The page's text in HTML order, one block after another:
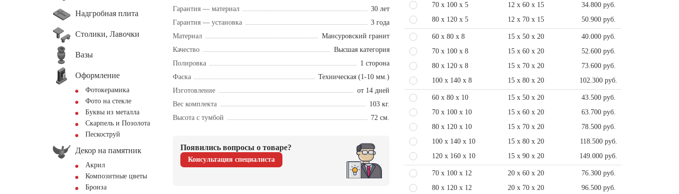
Надгробная плита
Столики, Лавочки
Вазы
Оформление
Фотокерамика
Фото на стекле
Буквы из металла
Скарпель и Позолота
Пескоструй
Декор на памятник
Акрил
Композитные цветы
Бронза
Гарантия — материал
30 лет
Гарантия — установка
3 года
Материал
Мансуровский гранит
Качество
Высшая категория
Полировка
1 сторона
Фаска
Техническая (1-10 мм.)
Изготовление
от 14 дней
Вес комплекта
103 кг.
Высота с тумбой
72 см.
Появились вопросы о товаре?
Консультация специалиста
70 x 100 x 5
12 x 60 x 15
34.800 руб.
80 x 120 x 5
12 x 70 x 15 50.900 руб.
60 x 80 x 8 15 x 50 x 20
40.000 руб.
70 x 100 x 8
15 x 60 x 20
52.600 руб.
80 x 120 x 8
15 x 70 x 20
73.600 руб.
100 x 140 x 8
15 x 80 x 20 102.300 руб.
60 x 80 x 10 15 x 50 x 20
43.500 руб.
70 x 100 x 10
15 x 60 x 20
63.700 руб.
80 x 120 x 10
15 x 70 x 20
78.500 руб.
100 x 140 x 10
15 x 80 x 20
118.500 руб.
120 x 160 x 10
15 x 90 x 20 149.000 руб.
70 x 100 x 12 20 x 60 x 20
76.300 руб.
80 x 120 x 12
20 x 70 x 20
96.500 руб.